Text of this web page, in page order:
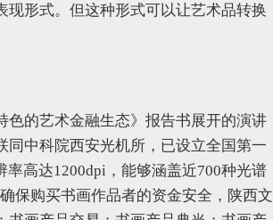
形式。但这种形式可以让艺术品转换
色的艺术金融生态》报告书展开的演讲
中科院西安光机所，已设立全国第一
高达1200dpi，能够涵盖近700种光谱
保购买书画作品者的资金安全，陕西文